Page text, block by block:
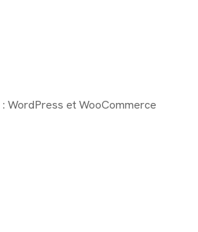
: WordPress et WooCommerce